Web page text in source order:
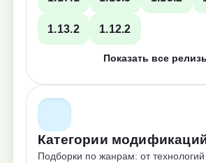
1.13.2 1.12.2
Показать все
Категории
Подборки по жанрам: от